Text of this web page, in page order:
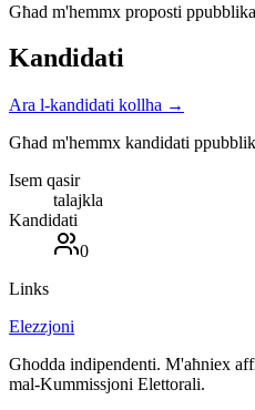
Għad m'hemmx proposti
Kandidati
Ara l-kandidati kollha →
Għad m'hemmx kandidati
Isem qasir
talajkla
Kandidati
0
Links
Elezzjoni
Għodda indipendenti. M'aħniex
mal-Kummissjoni Elettorali.